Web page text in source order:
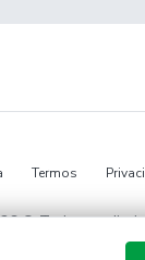
Termos
© Todos os